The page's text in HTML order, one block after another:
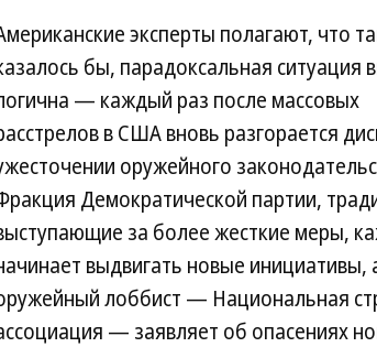
эксперты полагают, что
бы, парадоксальная ситуация
— каждый раз после массовых
в США вновь разгорается
оружейного
Демократической партии,
за более жесткие меры,
выдвигать новые инициативы,
лоббист — Национальная
— заявляет об опасениях